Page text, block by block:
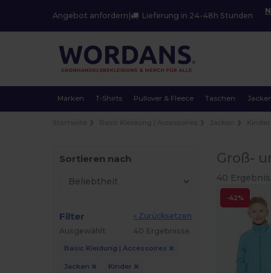
Angebot anfordern Lieferung in 24-48h Stunden
Marken T-Shirts Pullover & Fleece Taschen
Sortieren nach
Filter
« Zurücksetzen
Ausgewählt
40 Ergebnisse.
Basic Kleidung | Accessoires
Jacken Kinder
Groß-
40
-42%